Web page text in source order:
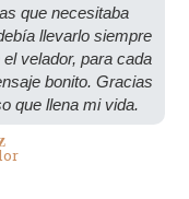
que necesitaba
llevarlo siempre
velador, para cada
bonito. Gracias
que llena mi vida.